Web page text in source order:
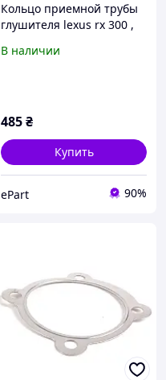
Кольцо приемной трубы
глушителя lexus rx 300 ,
В наличии
485₴
Купить
ePart 90%